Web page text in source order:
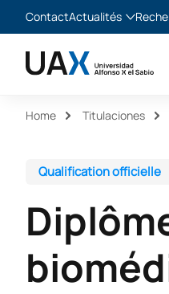
ContactActualités
Actualités
Home Titulaciones
Qualification officielle